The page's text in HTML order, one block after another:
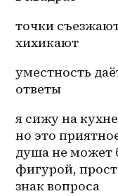
точки
хихикают
уместность
ответы
я сижу на
но это
душа не может
фигурой,
знак вопроса